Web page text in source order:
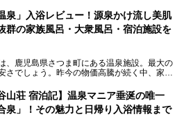
泉」入浴レビュー！源泉かけ流し美肌
群の家族風呂・大衆風呂・宿泊施設を
、鹿児島県さつま町にある温泉施設。最大の
さでしょう。昨今の物価高騰が続く中、家族
驚くべき価格を維持。
％かけ流しのツルツル美肌湯を堪能できる
き。30年以上全国の温泉を巡った筆者の経
穴場と言っても決して過言ではありません。
山荘 宿泊記】温泉マニア垂涎の唯一
泉」！その魅力と日帰り入浴情報まで